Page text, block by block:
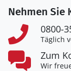
Nehmen Sie
0800-
Täglich
Zum
Wir